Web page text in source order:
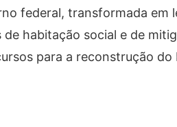
federal, transformada em
habitação social e de
para a reconstrução do